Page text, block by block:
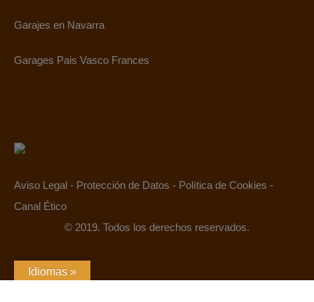
Garajes en Navarra
Garages Pais Vasco Frances
Aviso Legal - Protección de Datos - Política de Cookies -
Canal Ético
© 2019. Todos los derechos reservados.
Idiomas »